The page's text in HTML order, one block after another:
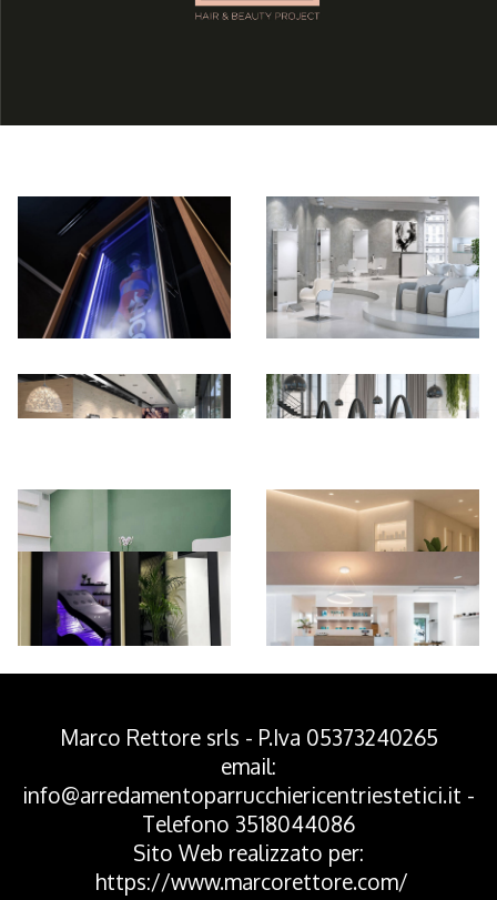
Marco Rettore srls - P.Iva 05373240265
email:
info@arredamentoparrucchiericentriestetici.it -
Telefono 3518044086
Sito Web realizzato per:
https://www.marcorettore.com/